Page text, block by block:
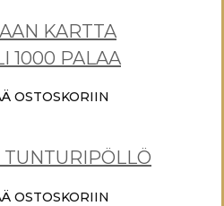
KARTTA
1000 PALAA
OSTOSKORIIN
OSTOSKORIIN